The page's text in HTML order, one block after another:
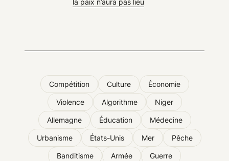
la paix n’aura pas lieu
Compétition Culture Économie
Violence Algorithme Niger
Allemagne Éducation Médecine
Urbanisme États-Unis Mer Pêche
Banditisme Armée Guerre